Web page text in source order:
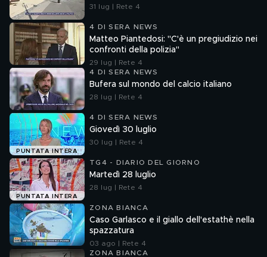
31 lug | Rete 4
4 DI SERA NEWS
Matteo Piantedosi: "C'è un pregiudizio nei
confronti della polizia"
29 lug | Rete 4
4 DI SERA NEWS
Bufera sul mondo del calcio italiano
28 lug | Rete 4
PUNTATA INTERA
4 DI SERA NEWS
Giovedì 30 luglio
30 lug | Rete 4
PUNTATA INTERA
TG4 - DIARIO DEL GIORNO
Martedì 28 luglio
28 lug | Rete 4
ZONA BIANCA
Caso Garlasco e il giallo dell'estathè nella
spazzatura
03 ago | Rete 4
ZONA BIANCA